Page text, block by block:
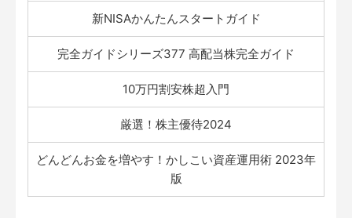
新NISAかんたんスタートガイド
完全ガイドシリーズ377 高配当株完全ガイド
10万円割安株超入門
厳選！株主優待2024
どんどんお金を増やす！かしこい資産運用術 2023年
版